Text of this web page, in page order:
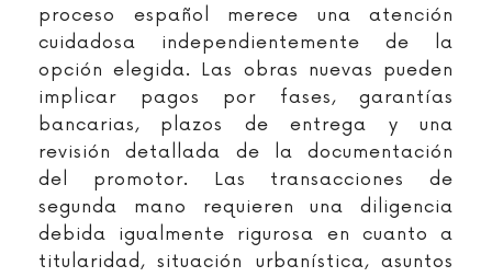
proceso español merece una atención
cuidadosa independientemente de la
opción elegida. Las obras nuevas pueden
implicar pagos por fases, garantías
bancarias, plazos de entrega y una
revisión detallada de la documentación
del promotor. Las transacciones de
segunda mano requieren una diligencia
debida igualmente rigurosa en cuanto a
titularidad, situación urbanística, asuntos